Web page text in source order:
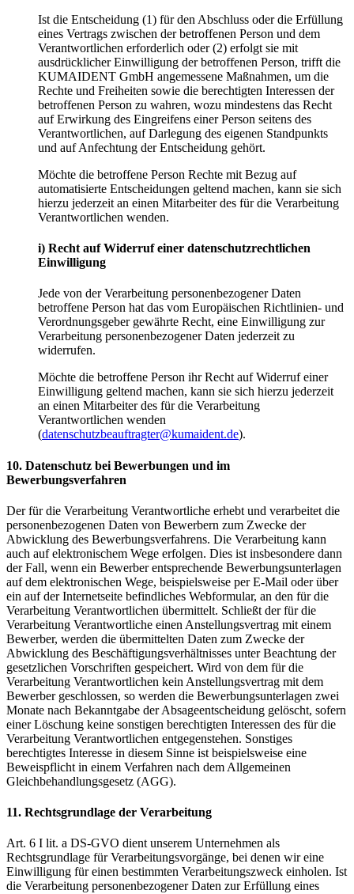
Ist die Entscheidung (1) für den Abschluss oder die Erfüllung
eines Vertrags zwischen der betroffenen Person und dem
Verantwortlichen erforderlich oder (2) erfolgt sie mit
ausdrücklicher Einwilligung der betroffenen Person, trifft die
KUMAIDENT GmbH angemessene Maßnahmen, um die
Rechte und Freiheiten sowie die berechtigten Interessen der
betroffenen Person zu wahren, wozu mindestens das Recht
auf Erwirkung des Eingreifens einer Person seitens des
Verantwortlichen, auf Darlegung des eigenen Standpunkts
und auf Anfechtung der Entscheidung gehört.
Möchte die betroffene Person Rechte mit Bezug auf
automatisierte Entscheidungen geltend machen, kann sie sich
hierzu jederzeit an einen Mitarbeiter des für die Verarbeitung
Verantwortlichen wenden.
i) Recht auf Widerruf einer datenschutzrechtlichen
Einwilligung
Jede von der Verarbeitung personenbezogener Daten
betroffene Person hat das vom Europäischen Richtlinien- und
Verordnungsgeber gewährte Recht, eine Einwilligung zur
Verarbeitung personenbezogener Daten jederzeit zu
widerrufen.
Möchte die betroffene Person ihr Recht auf Widerruf einer
Einwilligung geltend machen, kann sie sich hierzu jederzeit
an einen Mitarbeiter des für die Verarbeitung
Verantwortlichen wenden
(datenschutzbeauftragter@kumaident.de).
10. Datenschutz bei Bewerbungen und im
Bewerbungsverfahren
Der für die Verarbeitung Verantwortliche erhebt und verarbeitet die
personenbezogenen Daten von Bewerbern zum Zwecke der
Abwicklung des Bewerbungsverfahrens. Die Verarbeitung kann
auch auf elektronischem Wege erfolgen. Dies ist insbesondere dann
der Fall, wenn ein Bewerber entsprechende Bewerbungsunterlagen
auf dem elektronischen Wege, beispielsweise per E-Mail oder über
ein auf der Internetseite befindliches Webformular, an den für die
Verarbeitung Verantwortlichen übermittelt. Schließt der für die
Verarbeitung Verantwortliche einen Anstellungsvertrag mit einem
Bewerber, werden die übermittelten Daten zum Zwecke der
Abwicklung des Beschäftigungsverhältnisses unter Beachtung der
gesetzlichen Vorschriften gespeichert. Wird von dem für die
Verarbeitung Verantwortlichen kein Anstellungsvertrag mit dem
Bewerber geschlossen, so werden die Bewerbungsunterlagen zwei
Monate nach Bekanntgabe der Absageentscheidung gelöscht, sofern
einer Löschung keine sonstigen berechtigten Interessen des für die
Verarbeitung Verantwortlichen entgegenstehen. Sonstiges
berechtigtes Interesse in diesem Sinne ist beispielsweise eine
Beweispflicht in einem Verfahren nach dem Allgemeinen
Gleichbehandlungsgesetz (AGG).
11. Rechtsgrundlage der Verarbeitung
Art. 6 I lit. a DS-GVO dient unserem Unternehmen als
Rechtsgrundlage für Verarbeitungsvorgänge, bei denen wir eine
Einwilligung für einen bestimmten Verarbeitungszweck einholen. Ist
die Verarbeitung personenbezogener Daten zur Erfüllung eines